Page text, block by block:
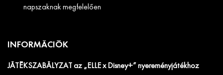
napszaknak megfelelően
INFORMÁCIÓK
JÁTÉKSZABÁLYZAT az „ELLE x Disney+” nyereményjátékhoz